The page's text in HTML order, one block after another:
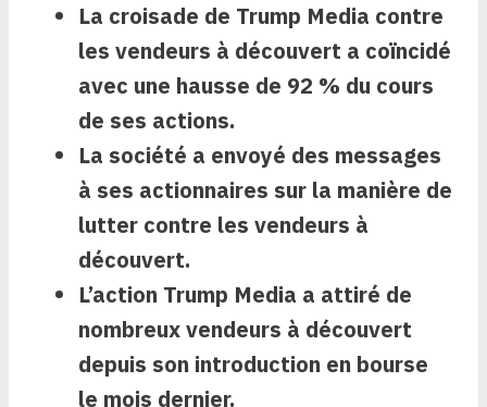
La croisade de Trump Media contre
les vendeurs à découvert a coïncidé
avec une hausse de 92 % du cours
de ses actions.
La société a envoyé des messages
à ses actionnaires sur la manière de
lutter contre les vendeurs à
découvert.
L’action Trump Media a attiré de
nombreux vendeurs à découvert
depuis son introduction en bourse
le mois dernier.